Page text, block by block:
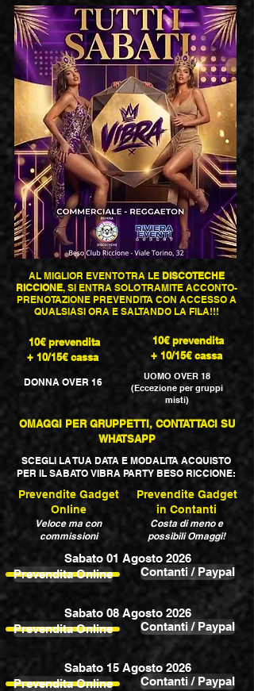
AL MIGLIOR EVENTO TRA LE DISCOTECHE
RICCIONE, SI ENTRA SOLO TRAMITE ACCONTO-
PRENOTAZIONE PREVENDITA CON ACCESSO A
QUALSIASI ORA E SALTANDO LA FILA!!!
10€ prevendita
+ 10/15€ cassa
10€ prevendita
+ 10/15€ cassa
DONNA OVER 16
UOMO OVER 18
(Eccezione per gruppi
misti)
OMAGGI PER GRUPPETTI, CONTATTACI SU
WHATSAPP
SCEGLI LA TUA DATA E MODALITA ACQUISTO
PER IL SABATO VIBRA PARTY BESO RICCIONE:
Prevendite Gadget
Online
Veloce ma con
commissioni
Prevendite Gadget
in Contanti
Costa di meno e
possibili Omaggi!
Sabato 01 Agosto 2026
Prevendita Online
Contanti / Paypal
Sabato 08 Agosto 2026
Prevendita Online
Contanti / Paypal
Sabato 15 Agosto 2026
Prevendita Online
Contanti / Paypal